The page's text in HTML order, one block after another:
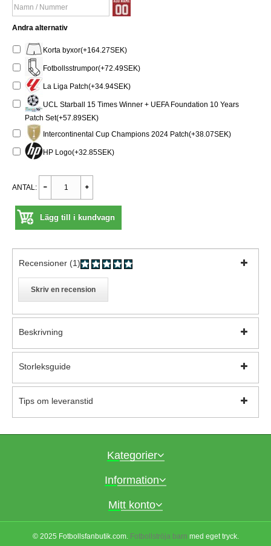
Andra alternativ
Korta byxor(+164.27SEK)
Fotbollsstrumpor(+72.49SEK)
La Liga Patch(+34.94SEK)
UCL Starball 15 Times Winner + UEFA Foundation 10 Years
Patch Set(+57.89SEK)
Intercontinental Cup Champions 2024 Patch(+38.07SEK)
HP Logo(+32.85SEK)
ANTAL:
Lägg till i kundvagn
Recensioner (1)
Skriv en recension
Beskrivning
Storleksguide
Tips om leveranstid
Kategorier
Information
Mitt konto
© 2025 Fotbollsfanbutik.com. Fotbollströja barn med eget tryck.